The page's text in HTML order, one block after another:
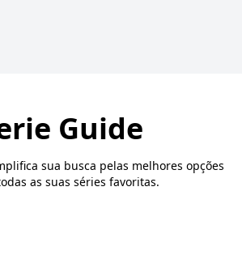
Guide
sua busca pelas melhores opções
as suas séries favoritas.